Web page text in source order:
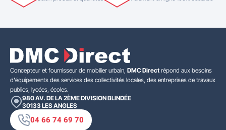
Concepteur et fournisseur de mobilier urbain, DMC Direct répond aux besoins
d'équipements des services des collectivités locales, des entreprises de travaux
publics, lycées, écoles.
980 AV. DE LA 2ÈME DIVISION BLINDÉE
30133 LES ANGLES
04 66 74 69 70